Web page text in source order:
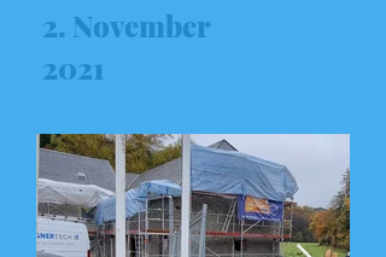
2. November
2021